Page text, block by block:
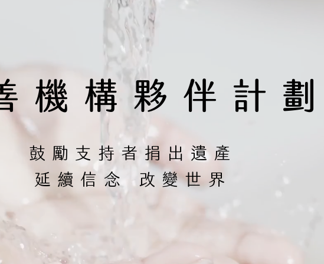
機構夥伴計劃
鼓勵支持者捐出遺產
延續信念 改變世界